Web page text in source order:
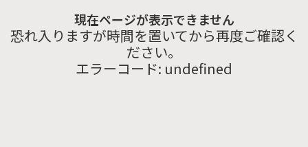
現在ページが表示できません
恐れ入りますが時間を置いてから再度ご確認く
ださい。
エラーコード: undefined